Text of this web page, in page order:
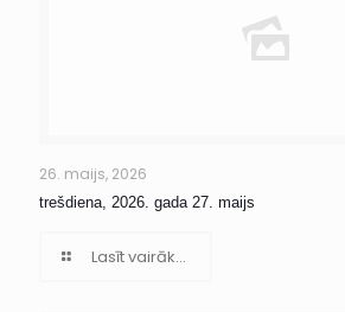
26. maijs, 2026
trešdiena, 2026. gada 27. maijs
Lasīt vairāk...